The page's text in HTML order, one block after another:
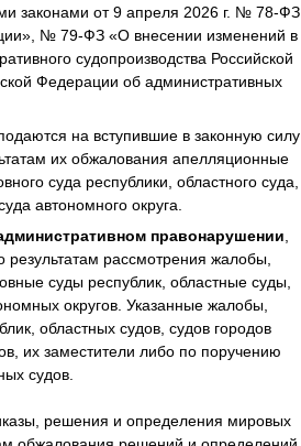
законами от 9 апреля 2026 г. № 78-ФЗ
№ 79-ФЗ «О внесении изменений в
судопроизводства Российской
Федерации об административных
на вступившие в законную силу
их обжалования апелляционные
суда республики, областного суда,
автономного округа.
правонарушении,
рассмотрения жалобы,
суды республик, областные суды,
округов. Указанные жалобы,
областных судов, судов городов
их заместители либо по поручению
судов.
решения и определения мировых